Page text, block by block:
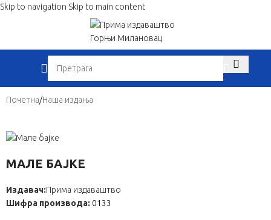
Skip to navigation Skip to main content
When
Почетна/Наша издања
МАЛЕ БАЈКЕ
Издавач:Прима издаваштво
Шифра производа: 0133